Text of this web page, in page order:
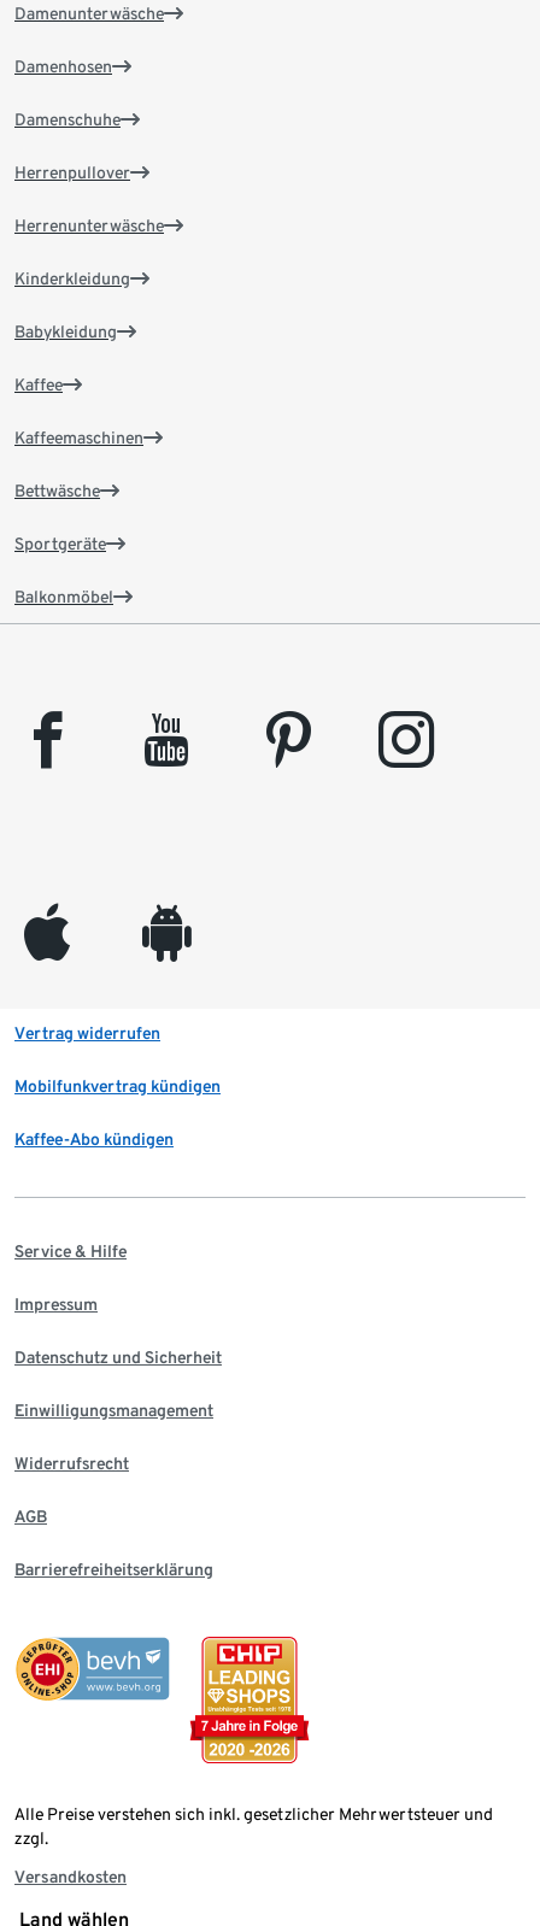
Damenunterwäsche
Damenhosen
Damenschuhe
Herrenpullover
Herrenunterwäsche
Kinderkleidung
Babykleidung
Kaffee
Kaffeemaschinen
Bettwäsche
Sportgeräte
Balkonmöbel
facebook youtube pinterest instagram
appleinc android
Vertrag widerrufen
Mobilfunkvertrag kündigen
Kaffee-Abo kündigen
Service & Hilfe
Impressum
Datenschutz und Sicherheit
Einwilligungsmanagement
Widerrufsrecht
AGB
Barrierefreiheitserklärung
Alle Preise verstehen sich inkl. gesetzlicher Mehrwertsteuer und
zzgl.
Versandkosten
Land wählen